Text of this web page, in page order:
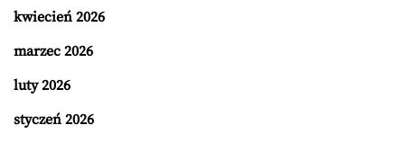
kwiecień 2026
marzec 2026
luty 2026
styczeń 2026